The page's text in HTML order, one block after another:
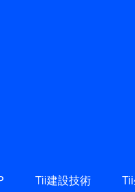
Tii建設技術